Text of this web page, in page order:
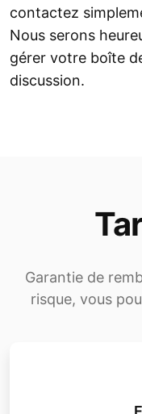
contactez
Nous serons
gérer votre boîte
discussion.
Garantie de
risque, vous